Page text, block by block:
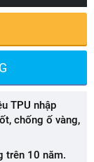
TPU nhập
chống ố vàng,
trên 10 năm.